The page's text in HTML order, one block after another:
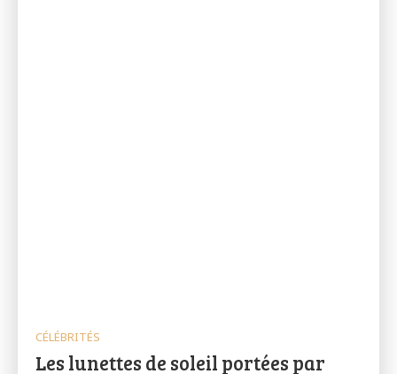
CÉLÉBRITÉS
Les lunettes de soleil portées par